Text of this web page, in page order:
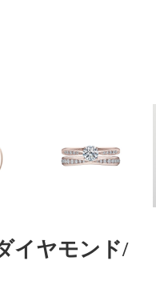
イヤモンド/